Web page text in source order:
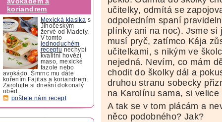
koriandrem
Mexická klasika s
Jihočeským
žervé od Madety.
V tomto
jednoduchém
receptu nechybí
kvalitní hovězí
maso, mexické
fazole nebo
avokádo. Šmrnc mu dáte
kořením Fajitas a koriandrem.
Zarolujte si dnešní dokonalý
oběd...
pošlete nám recept
učitelky, odmítá se
odpoledním spaní
plínky ani na noc). Jsme
musí pryč, zatímco Kája
učitelkami, s nikým ve
nejedná. Nevím, co mám
chodit do školky dál a
druhou stranu sobecky
na Karolínu sama, si
A tak se v tom plácám a
něco podobného? Jak?